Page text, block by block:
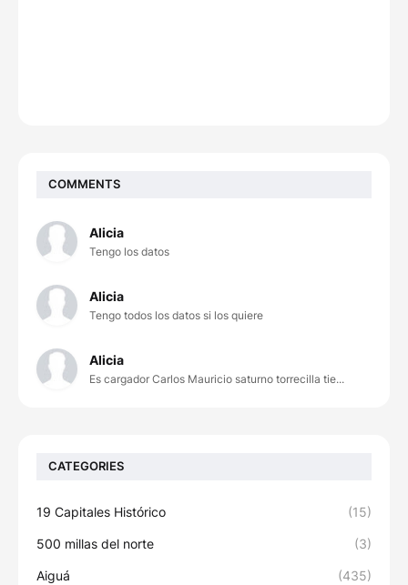
COMMENTS
Alicia
Tengo los datos
Alicia
Tengo todos los datos si los quiere
Alicia
Es cargador Carlos Mauricio saturno torrecilla tie...
CATEGORIES
19 Capitales Histórico (15)
500 millas del norte (3)
Aiguá (435)